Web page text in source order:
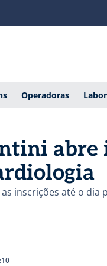
Operadoras
abre
inscrições até o